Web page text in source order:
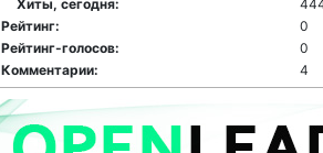
Хиты, сегодня:
Рейтинг:
0
Рейтинг-голосов:
0
Комментарии:
4